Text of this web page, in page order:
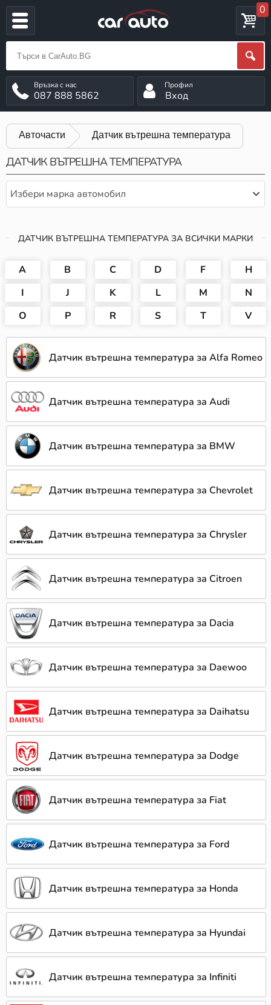
0
087 888 5862 Вход
Авточасти Датчик вътрешна температура
ДАТЧИК ВЪТРЕШНА ТЕМПЕРАТУРА
Избери марка автомобил
ДАТЧИК ВЪТРЕШНА ТЕМПЕРАТУРА ЗА ВСИЧКИ МАРКИ
A B C D F
H
I
J K L M
N
O
P R S T V
Датчик вътрешна температура за Alfa Romeo
Датчик вътрешна температура за Audi
Датчик вътрешна температура за BMW
Датчик вътрешна температура за Chevrolet
Датчик вътрешна температура за Chrysler
Датчик вътрешна температура за Citroen
Датчик вътрешна температура за Dacia
Датчик вътрешна температура за Daewoo
Датчик вътрешна температура за Daihatsu
Датчик вътрешна температура за Dodge
Датчик вътрешна температура за Fiat
Датчик вътрешна температура за Ford
Датчик вътрешна температура за Honda
Датчик вътрешна температура за Hyundai
Датчик вътрешна температура за Infiniti